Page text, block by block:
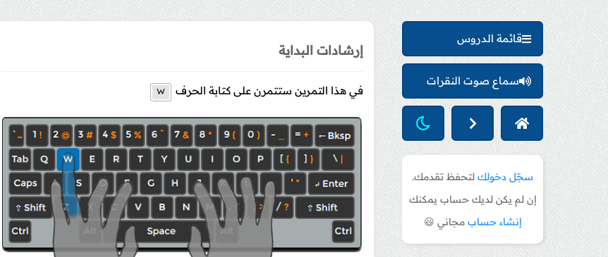
إرشادات البداية
في هذا التمرين ستتمرن على كتابة الحرف w
قائمة الدروس
سماع صوت النقرات
سجّل دخولك لتحفظ تقدمك.
إن لم يكن لديك حساب يمكنك
إنشاء حساب مجاني 😃